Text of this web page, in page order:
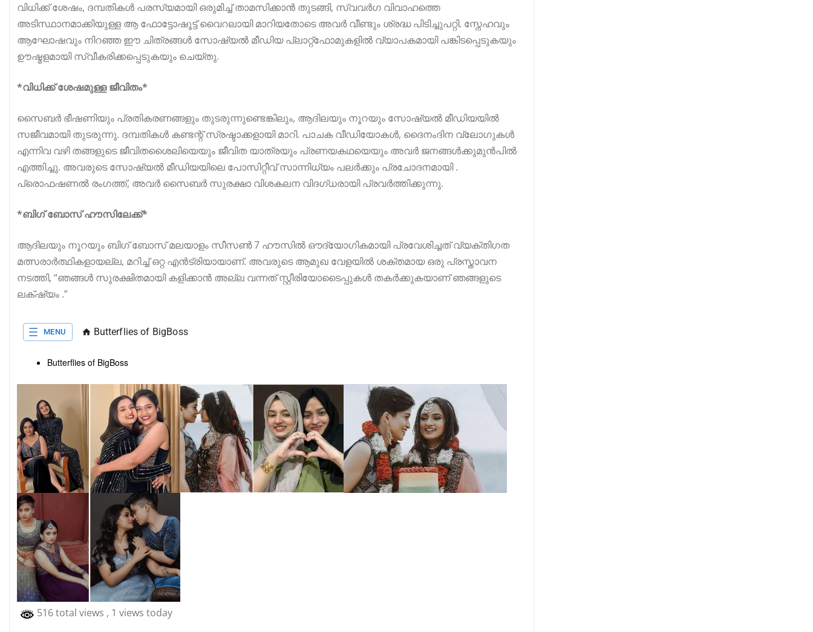
വിധിക്ക് ശേഷം, ദമ്പതികൾ പരസ്യമായി ഒരുമിച്ച് താമസിക്കാൻ തുടങ്ങി, സ്വവർഗ വിവാഹത്തെ
അടിസ്ഥാനമാക്കിയുള്ള ആ ഫോട്ടോഷൂട്ട് വൈറലായി മാറിയതോടെ അവർ വീണ്ടും ശ്രദ്ധ പിടിച്ചുപറ്റി. സ്നേഹവും
ആഘോഷവും നിറഞ്ഞ ഈ ചിത്രങ്ങൾ സോഷ്യൽ മീഡിയ പ്ലാറ്റ്‌ഫോമുകളിൽ വ്യാപകമായി പങ്കിടപ്പെടുകയും
ഊഷ്മളമായി സ്വീകരിക്കപ്പെടുകയും ചെയ്തു.
*വിധിക്ക് ശേഷമുള്ള ജീവിതം*
സൈബർ ഭീഷണിയും പ്രതികരണങ്ങളും തുടരുന്നുണ്ടെങ്കിലും, ആദിലയും നൂറയും സോഷ്യൽ മീഡിയയിൽ
സജീവമായി തുടരുന്നു. ദമ്പതികൾ കണ്ടന്റ് സ്രഷ്ടാക്കളായി മാറി. പാചക വീഡിയോകൾ, ദൈനംദിന വ്ലോഗുകൾ
എന്നിവ വഴി തങ്ങളുടെ ജീവിതശൈലിയെയും ജീവിത യാത്രയും പ്രണയകഥയെയും അവർ ജനങ്ങൾക്കുമുൻപിൽ
എത്തിച്ചു. അവരുടെ സോഷ്യൽ മീഡിയയിലെ പോസിറ്റീവ് സാന്നിധ്യം പലർക്കും പ്രചോദനമായി .
പ്രൊഫഷണൽ രംഗത്ത്, അവർ സൈബർ സുരക്ഷാ വിശകലന വിദഗ്ധരായി പ്രവർത്തിക്കുന്നു.
*ബിഗ് ബോസ് ഹൗസിലേക്ക്*
ആദിലയും നൂറയും ബിഗ് ബോസ് മലയാളം സീസൺ 7 ഹൗസിൽ ഔദ്യോഗികമായി പ്രവേശിച്ചത് വ്യക്തിഗത
മത്സരാർത്ഥികളായല്ല, മറിച്ച് ഒറ്റ എൻട്രിയായാണ്. അവരുടെ ആമുഖ വേളയിൽ ശക്തമായ ഒരു പ്രസ്താവന
നടത്തി, “ഞങ്ങൾ സുരക്ഷിതമായി കളിക്കാൻ അല്ല വന്നത് സ്റ്റീരിയോടൈപ്പുകൾ തകർക്കുകയാണ് ഞങ്ങളുടെ
ലക്‌ഷ്യം .”
516 total views , 1 views today